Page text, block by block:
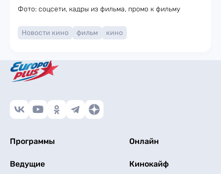
Фото: соцсети, кадры из фильма, промо к фильму
Новости кино фильм кино
Программы Онлайн
Ведущие Кинокайф